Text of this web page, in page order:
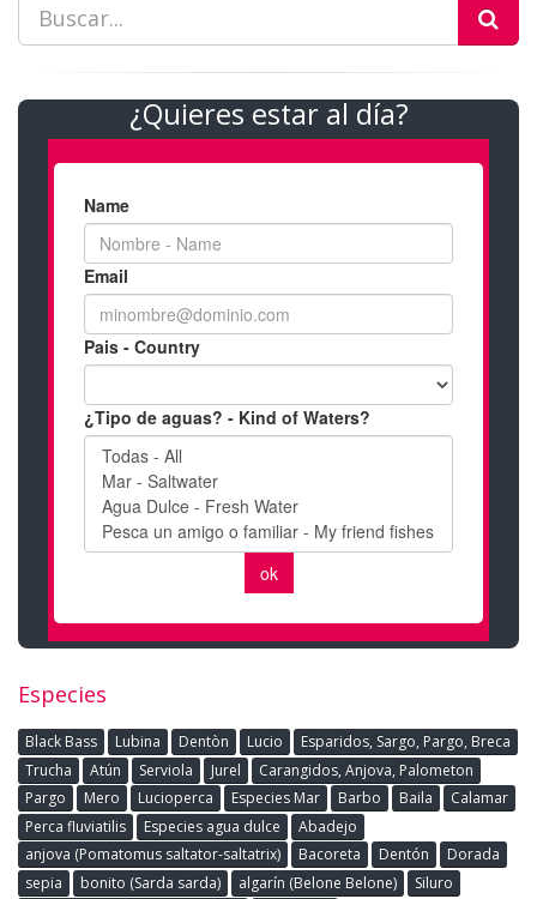
¿Quieres estar al día?
Especies
Black Bass Lubina Dentòn Lucio
Esparidos, Sargo, Pargo, Breca
Trucha
Atún Serviola Jurel
Carangidos, Anjova, Palometon
Pargo
Mero Lucioperca Especies Mar Barbo Baila
Calamar
Perca fluviatilis
Especies agua dulce
Abadejo
anjova (Pomatomus saltator-saltatrix)
Bacoreta Dentón
Dorada
sepia
bonito (Sarda sarda) algarín (Belone Belone)
Siluro